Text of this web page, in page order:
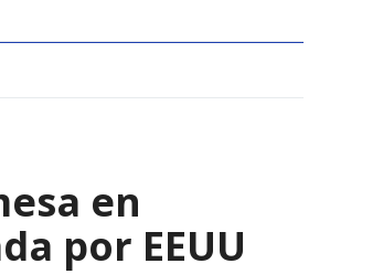
en
por EEUU